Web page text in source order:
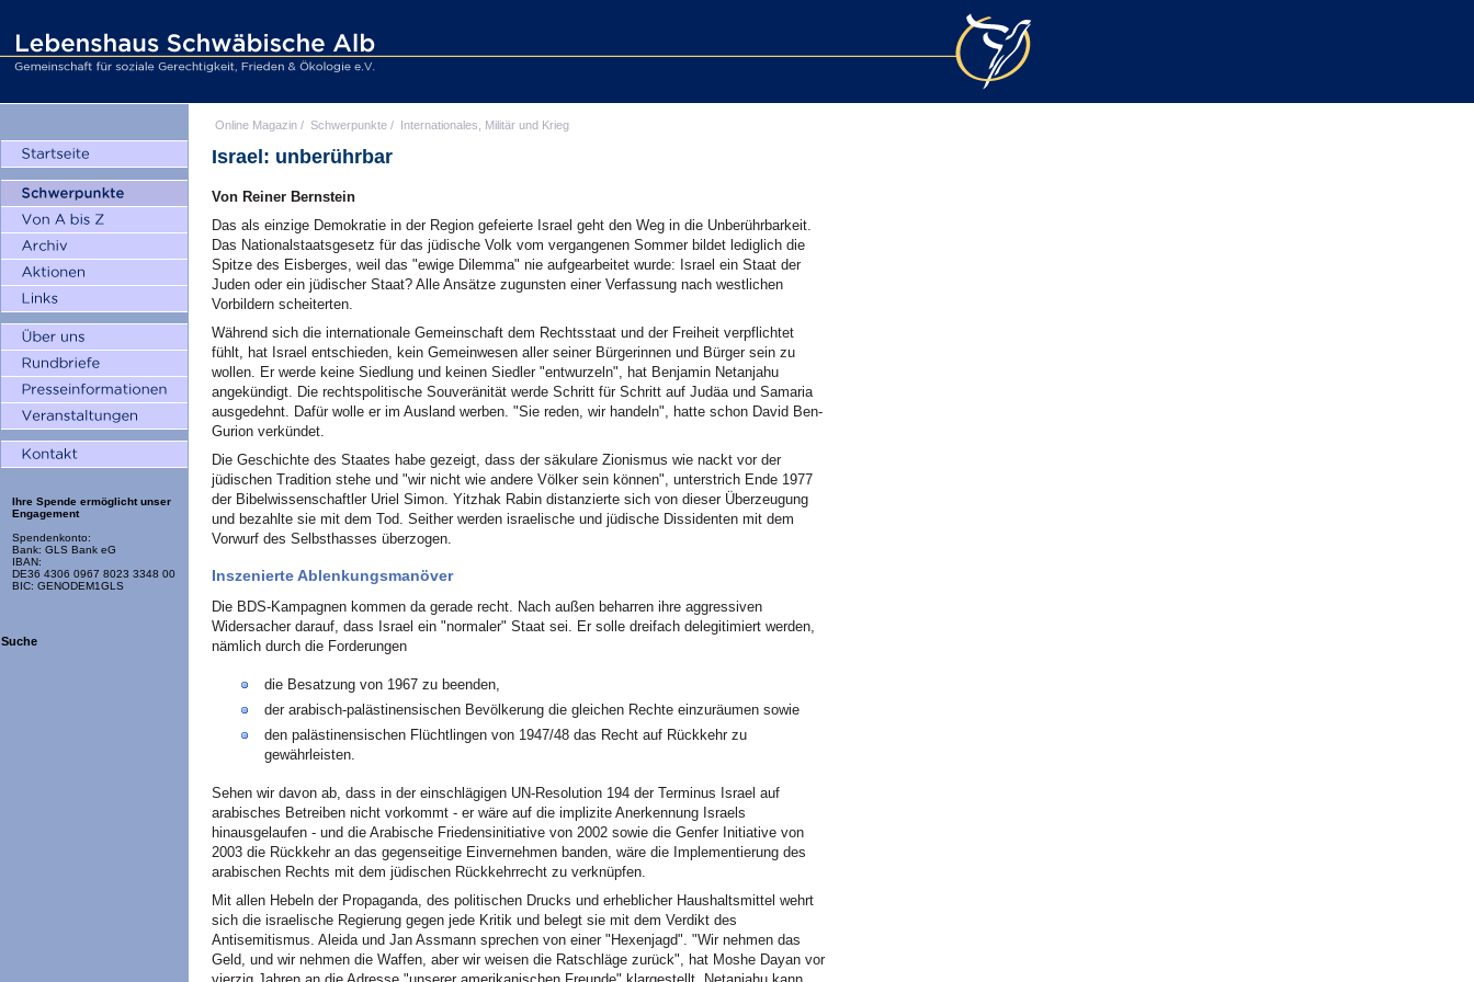
Ihre Spende ermöglicht unser
Engagement
Spendenkonto:
Bank: GLS Bank eG
IBAN:
DE36 4306 0967 8023 3348 00
BIC: GENODEM1GLS
Suche
Online Magazin / Schwerpunkte / Internationales, Militär und Krieg
Israel: unberührbar
Von Reiner Bernstein
Das als einzige Demokratie in der Region gefeierte Israel geht den Weg in die Unberührbarkeit.
Das Nationalstaatsgesetz für das jüdische Volk vom vergangenen Sommer bildet lediglich die
Spitze des Eisberges, weil das "ewige Dilemma" nie aufgearbeitet wurde: Israel ein Staat der
Juden oder ein jüdischer Staat? Alle Ansätze zugunsten einer Verfassung nach westlichen
Vorbildern scheiterten.
Während sich die internationale Gemeinschaft dem Rechtsstaat und der Freiheit verpflichtet
fühlt, hat Israel entschieden, kein Gemeinwesen aller seiner Bürgerinnen und Bürger sein zu
wollen. Er werde keine Siedlung und keinen Siedler "entwurzeln", hat Benjamin Netanjahu
angekündigt. Die rechtspolitische Souveränität werde Schritt für Schritt auf Judäa und Samaria
ausgedehnt. Dafür wolle er im Ausland werben. "Sie reden, wir handeln", hatte schon David Ben-
Gurion verkündet.
Die Geschichte des Staates habe gezeigt, dass der säkulare Zionismus wie nackt vor der
jüdischen Tradition stehe und "wir nicht wie andere Völker sein können", unterstrich Ende 1977
der Bibelwissenschaftler Uriel Simon. Yitzhak Rabin distanzierte sich von dieser Überzeugung
und bezahlte sie mit dem Tod. Seither werden israelische und jüdische Dissidenten mit dem
Vorwurf des Selbsthasses überzogen.
Inszenierte Ablenkungsmanöver
Die BDS-Kampagnen kommen da gerade recht. Nach außen beharren ihre aggressiven
Widersacher darauf, dass Israel ein "normaler" Staat sei. Er solle dreifach delegitimiert werden,
nämlich durch die Forderungen
die Besatzung von 1967 zu beenden,
der arabisch-palästinensischen Bevölkerung die gleichen Rechte einzuräumen sowie
den palästinensischen Flüchtlingen von 1947/48 das Recht auf Rückkehr zu
gewährleisten.
Sehen wir davon ab, dass in der einschlägigen UN-Resolution 194 der Terminus Israel auf
arabisches Betreiben nicht vorkommt - er wäre auf die implizite Anerkennung Israels
hinausgelaufen - und die Arabische Friedensinitiative von 2002 sowie die Genfer Initiative von
2003 die Rückkehr an das gegenseitige Einvernehmen banden, wäre die Implementierung des
arabischen Rechts mit dem jüdischen Rückkehrrecht zu verknüpfen.
Mit allen Hebeln der Propaganda, des politischen Drucks und erheblicher Haushaltsmittel wehrt
sich die israelische Regierung gegen jede Kritik und belegt sie mit dem Verdikt des
Antisemitismus. Aleida und Jan Assmann sprechen von einer "Hexenjagd". "Wir nehmen das
Geld, und wir nehmen die Waffen, aber wir weisen die Ratschläge zurück", hat Moshe Dayan vor